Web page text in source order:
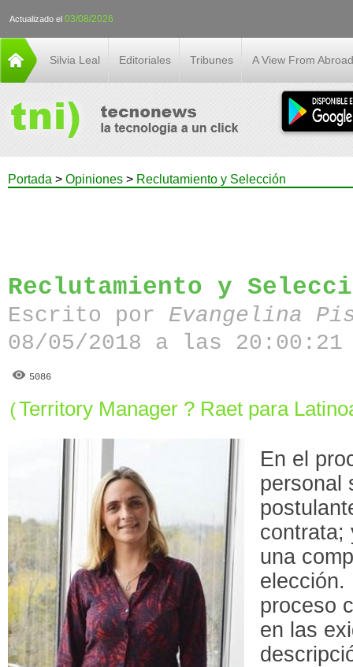
Actualizado el 03/08/2026
Silvia Leal Editoriales Tribunes A View From Abroad
Portada > Opiniones > Reclutamiento y Selección
Reclutamiento y
Escrito por Evangelina
08/05/2018 a las 20:00:21
5086
(Territory Manager ? Raet para
En el
personal
contrata;
una
proceso
en las